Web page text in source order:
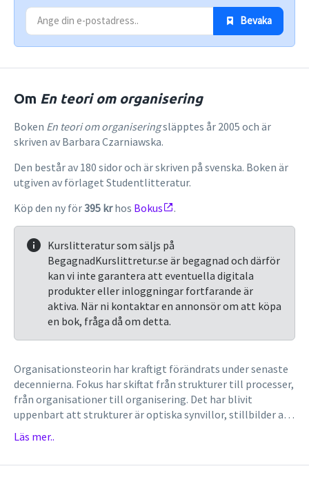
Bevaka
Om En teori om organisering
Boken En teori om organiseringsläpptes år 2005 och är
skriven av Barbara Czarniawska.
Den består av 180 sidor och är skriven på svenska. Boken är
utgiven av förlaget Studentlitteratur.
Köp den ny för395 krhos Bokus .
Kurslitteratur som säljs på
BegagnadKurslittretur.se är begagnad och därför
kan vi inte garantera att eventuella digitala
produkter eller inloggningar fortfarande är
aktiva. När ni kontaktar en annonsör om att köpa
en bok, fråga då om detta.
Organisationsteorin har kraftigt förändrats under senaste
decennierna. Fokus har skiftat från strukturer till processer,
från organisationer till organisering. Det har blivit
uppenbart att strukturer är optiska synvillor, stillbilder av
av organisering, snarare än dess premiss. Det
Läs mer..